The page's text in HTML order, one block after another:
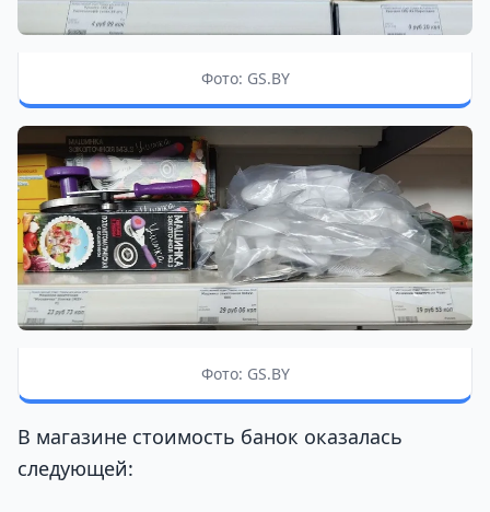
Фото: GS.BY
Фото: GS.BY
В магазине стоимость банок оказалась
следующей: